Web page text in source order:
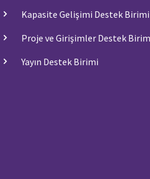
Kapasite Gelişimi Destek Birimi
Proje ve Girişimler Destek
Yayın Destek Birimi